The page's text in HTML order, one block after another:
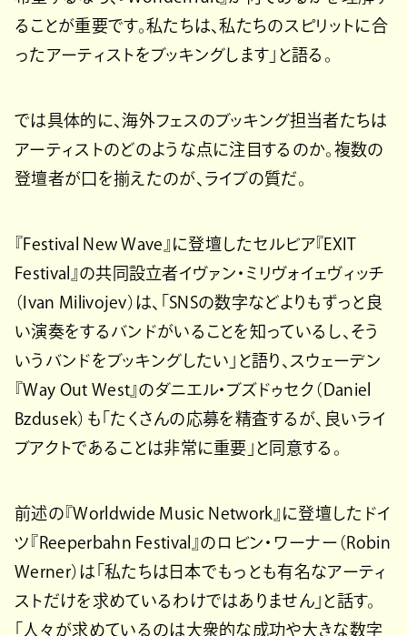
ることが重要です。私たちは、私たちのスピリットに合
ったアーティストをブッキングします」と語る。
では具体的に、海外フェスのブッキング担当者たちは
アーティストのどのような点に注目するのか。複数の
登壇者が口を揃えたのが、ライブの質だ。
『Festival New Wave』に登壇したセルビア『EXIT
Festival』の共同設立者イヴァン・ミリヴォイェヴィッチ
（Ivan Milivojev）は、「SNSの数字などよりもずっと良
い演奏をするバンドがいることを知っているし、そう
いうバンドをブッキングしたい」と語り、スウェーデン
『Way Out West』のダニエル・ブズドゥセク（Daniel
Bzdusek）も「たくさんの応募を精査するが、良いライ
ブアクトであることは非常に重要」と同意する。
前述の『Worldwide Music Network』に登壇したドイ
ツ『Reeperbahn Festival』のロビン・ワーナー（Robin
Werner）は「私たちは日本でもっとも有名なアーティ
ストだけを求めているわけではありません」と話す。
「人々が求めているのは大衆的な成功や大きな数字